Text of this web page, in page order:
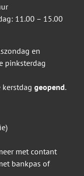
11.00 – 15.00
en
pinksterdag
kerstdag geopend.
met contant
bankpas of